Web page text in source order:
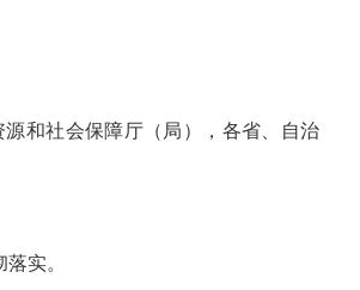
和社会保障厅（局），各省、自治
实。